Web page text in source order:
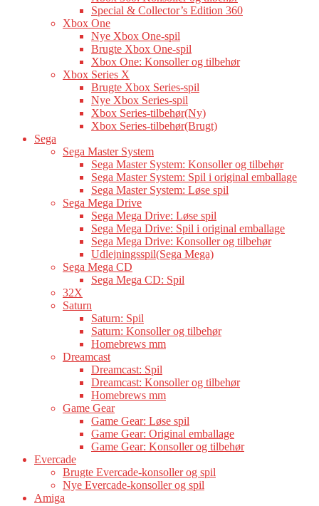
Special & Collector’s Edition 360
Xbox One
Nye Xbox One-spil
Brugte Xbox One-spil
Xbox One: Konsoller og tilbehør
Xbox Series X
Brugte Xbox Series-spil
Nye Xbox Series-spil
Xbox Series-tilbehør(Ny)
Xbox Series-tilbehør(Brugt)
Sega
Sega Master System
Sega Master System: Konsoller og tilbehør
Sega Master System: Spil i original emballage
Sega Master System: Løse spil
Sega Mega Drive
Sega Mega Drive: Løse spil
Sega Mega Drive: Spil i original emballage
Sega Mega Drive: Konsoller og tilbehør
Udlejningsspil(Sega Mega)
Sega Mega CD
Sega Mega CD: Spil
32X
Saturn
Saturn: Spil
Saturn: Konsoller og tilbehør
Homebrews mm
Dreamcast
Dreamcast: Spil
Dreamcast: Konsoller og tilbehør
Homebrews mm
Game Gear
Game Gear: Løse spil
Game Gear: Original emballage
Game Gear: Konsoller og tilbehør
Evercade
Brugte Evercade-konsoller og spil
Nye Evercade-konsoller og spil
Amiga